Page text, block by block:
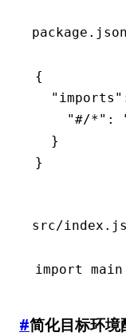
package.json
{
  "imports"
    "#/*"
:
  }
}
src/index.js
import main
#简化目标环境